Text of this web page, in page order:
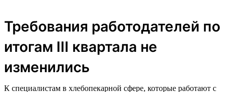
Требования работодателей по
итогам III квартала не
изменились
К специалистам в хлебопекарной сфере, которые работают с